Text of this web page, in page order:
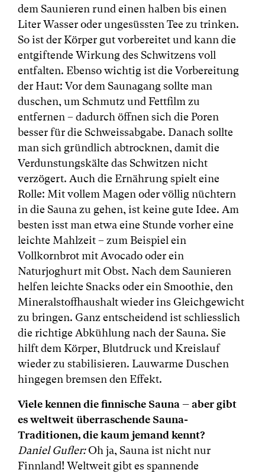
dem Saunieren rund einen halben bis einen
Liter Wasser oder ungesüssten Tee zu trinken.
So ist der Körper gut vorbereitet und kann die
entgiftende Wirkung des Schwitzens voll
entfalten. Ebenso wichtig ist die Vorbereitung
der Haut: Vor dem Saunagang sollte man
duschen, um Schmutz und Fettfilm zu
entfernen – dadurch öffnen sich die Poren
besser für die Schweissabgabe. Danach sollte
man sich gründlich abtrocknen, damit die
Verdunstungskälte das Schwitzen nicht
verzögert. Auch die Ernährung spielt eine
Rolle: Mit vollem Magen oder völlig nüchtern
in die Sauna zu gehen, ist keine gute Idee. Am
besten isst man etwa eine Stunde vorher eine
leichte Mahlzeit – zum Beispiel ein
Vollkornbrot mit Avocado oder ein
Naturjoghurt mit Obst. Nach dem Saunieren
helfen leichte Snacks oder ein Smoothie, den
Mineralstoffhaushalt wieder ins Gleichgewicht
zu bringen. Ganz entscheidend ist schliesslich
die richtige Abkühlung nach der Sauna. Sie
hilft dem Körper, Blutdruck und Kreislauf
wieder zu stabilisieren. Lauwarme Duschen
hingegen bremsen den Effekt.
Viele kennen die finnische Sauna – aber gibt
es weltweit überraschende Sauna-
Traditionen, die kaum jemand kennt?
Daniel Gufler:Oh ja, Sauna ist nicht nur
Finnland! Weltweit gibt es spannende